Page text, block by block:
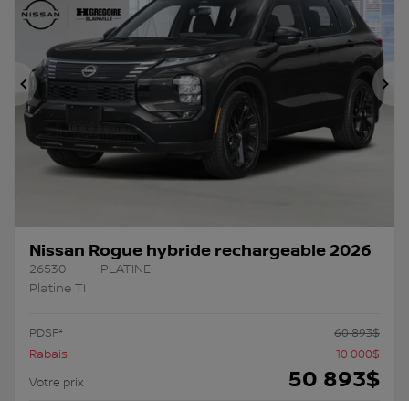
Précédent
Nissan Rogue hybride rechargeable 2026
26530
– PLATINE
Platine TI
PDSF* 60 893$
Rabais
10 000$
Votre prix
50 893$